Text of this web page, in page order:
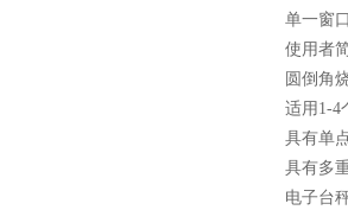
单一窗
使用者
圆倒角
适用1-4
具有单
具有多
电子台